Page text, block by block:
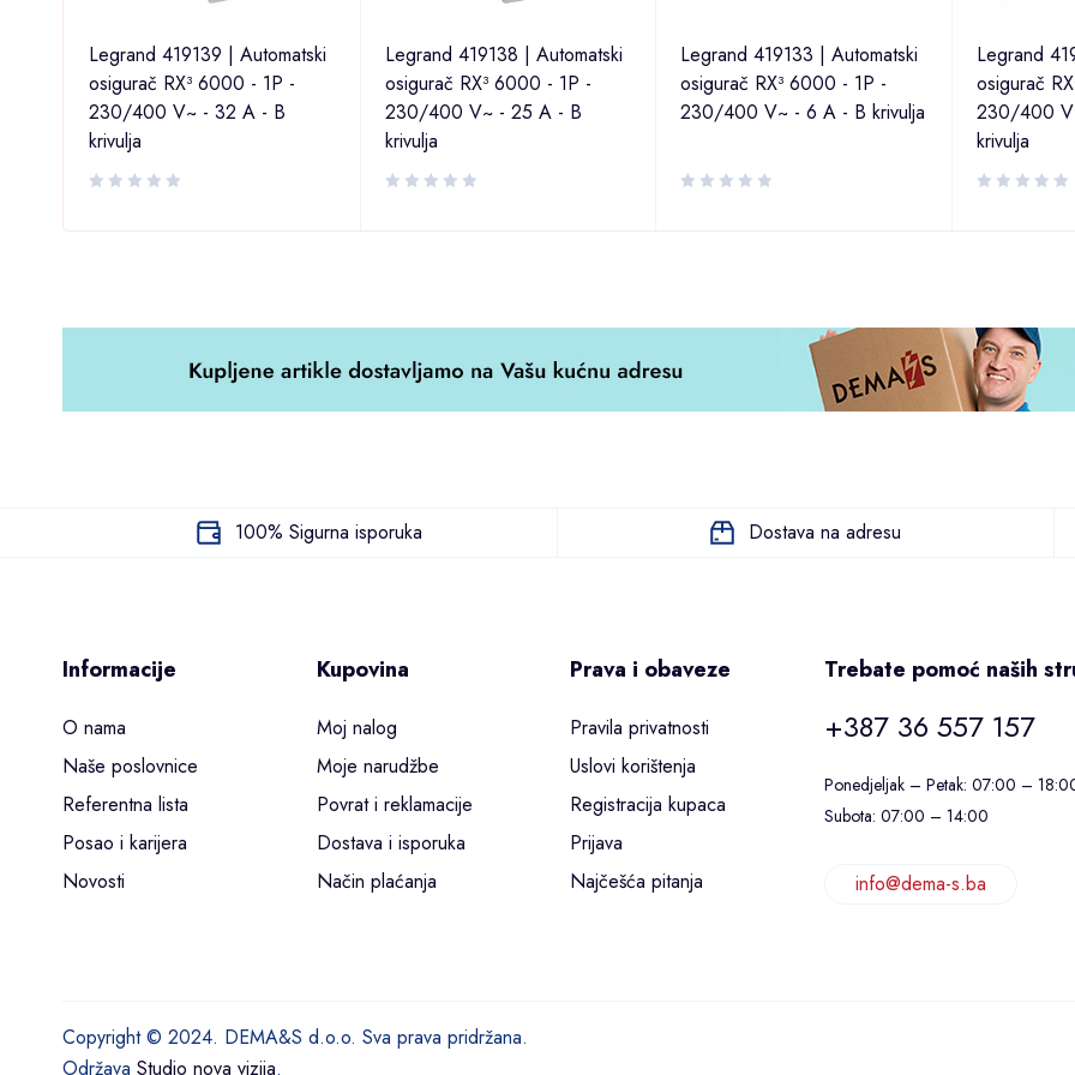
Legrand 419139 | Automatski
osigurač RX³ 6000 - 1P -
230/400 V~ - 32 A - B
krivulja
Legrand 419138 | Automatski
osigurač RX³ 6000 - 1P -
230/400 V~ - 25 A - B
krivulja
Legrand 419133 | Automatski
osigurač RX³ 6000 - 1P -
230/400 V~ - 6 A - B krivulja
Legrand
osigurač
230/400
krivulja
100% Sigurna isporuka Dostava na adresu
Informacije
O nama
Naše poslovnice
Referentna lista
Posao i karijera
Novosti
Kupovina
Moj nalog
Moje narudžbe
Povrat i reklamacije
Dostava i isporuka
Način plaćanja
Prava i obaveze
Pravila privatnosti
Uslovi korištenja
Registracija kupaca
Prijava
Najčešća pitanja
Trebate pomoć naših
+387 36 557 157
Ponedjeljak – Petak: 07:00 –
Subota: 07:00 – 14:00
info@dema-s.ba
Copyright © 2024. DEMA&S d.o.o. Sva prava pridržana.
Održava Studio nova vizija.